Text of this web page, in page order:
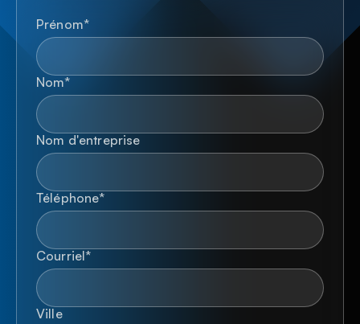
Prénom*
Nom*
Nom d'entreprise
Téléphone*
Courriel*
Ville